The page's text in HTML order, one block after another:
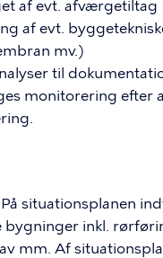
af evt. afværgetiltag
af evt.
mv.)
til
monitorering
situationsplanen
bygninger inkl.
mm. Af